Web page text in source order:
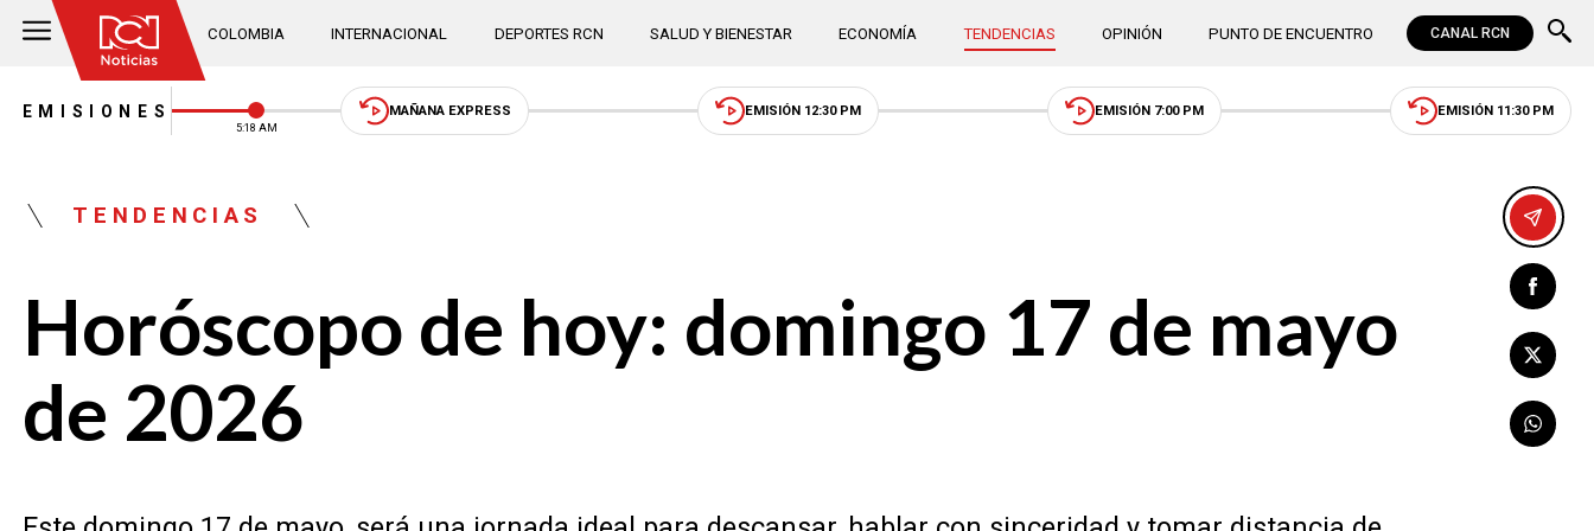
COLOMBIA INTERNACIONAL DEPORTES RCN SALUD Y BIENESTAR ECONOMÍA TENDENCIAS OPINIÓN PUNTO DE ENCUENTRO CANAL RCN
EMISIONES
5:18 AM
MAÑANA EXPRESS EMISIÓN 12:30 PM EMISIÓN 7:00 PM EMISIÓN 11:30 PM
TENDENCIAS
Horóscopo de hoy: domingo 17 de mayo
de 2026